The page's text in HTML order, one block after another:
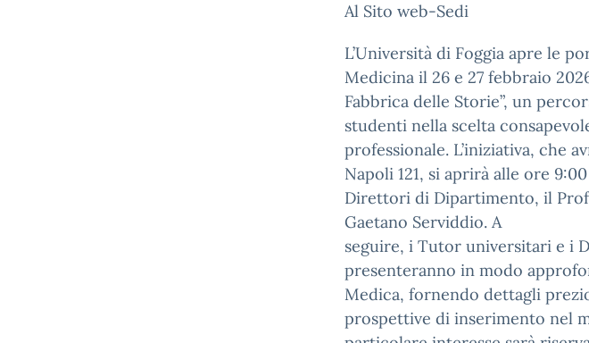
Al Sito web-Sedi
L’Università di Foggia apre le
Medicina il 26 e 27 febbraio
Fabbrica delle Storie”, un
studenti nella scelta
professionale. L’iniziativa, che
Napoli 121, si aprirà alle ore
Direttori di Dipartimento, il
Gaetano Serviddio. A
seguire, i Tutor universitari e i
presenteranno in modo
Medica, fornendo dettagli
prospettive di inserimento nel